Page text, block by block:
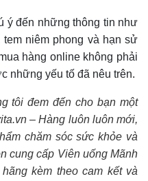
ý đến những thông tin như
tem niêm phong và hạn sử
hàng online không phải
những yếu tố đã nêu trên.
tôi đem đến cho bạn một
– Hàng luôn luôn mới,
chăm sóc sức khỏe và
cung cấp Viên uống Mãnh
kèm theo cam kết và